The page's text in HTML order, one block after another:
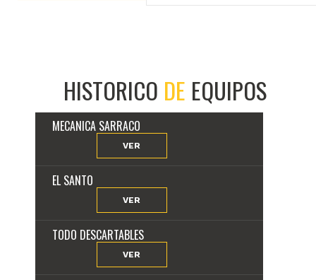
HISTORICO DE EQUIPOS
MECANICA SARRACO
VER
EL SANTO
VER
TODO DESCARTABLES
VER